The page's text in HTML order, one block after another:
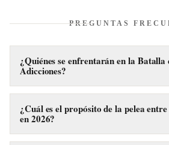
PREGUNTAS
¿Quiénes se enfrentarán en la
Adicciones?
Las leyendas del boxeo mexicano Julio
“Travieso” Arce serán los
exhibición "Batalla contra las
¿Cuál es el propósito de la pelea
en 2026?
El objetivo de este combate de